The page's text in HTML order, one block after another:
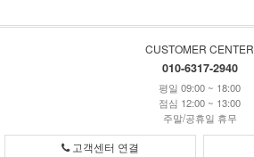
CUSTOMER CENTER
010-6317-2940
평일 09:00 ~ 18:00
점심 12:00 ~ 13:00
주말/공휴일 휴무
고객센터 연결